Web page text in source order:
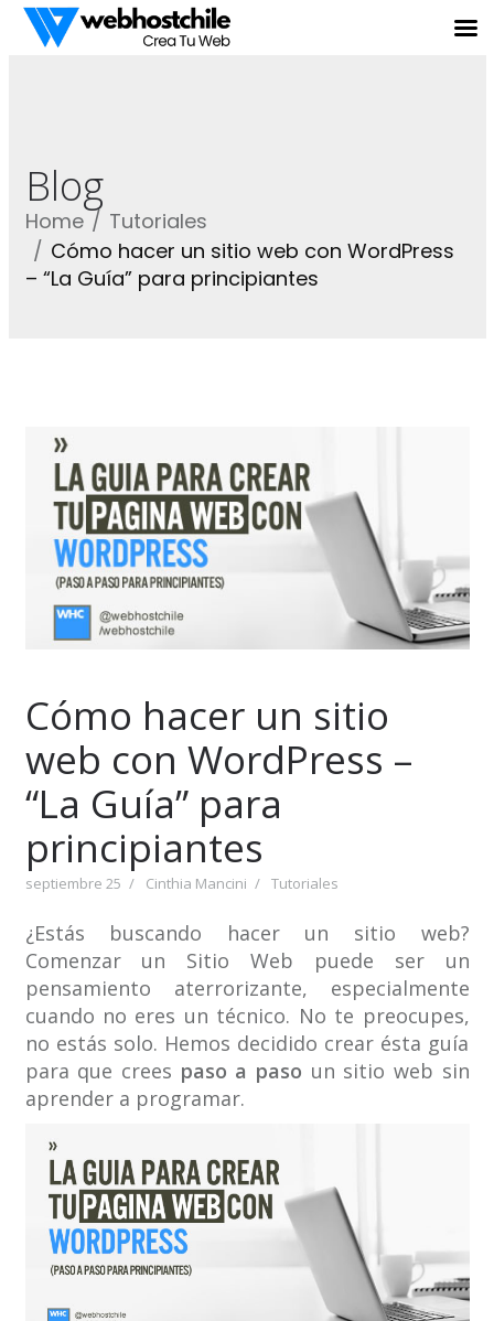
Blog
Home
Tutoriales
Cómo hacer un sitio web con WordPress
– “La Guía” para principiantes
Cómo hacer un sitio
web con WordPress –
“La Guía” para
principiantes
septiembre 25 Cinthia Mancini Tutoriales
¿Estás buscando hacer un sitio web?
Comenzar un Sitio Web puede ser un
pensamiento aterrorizante, especialmente
cuando no eres un técnico. No te preocupes,
no estás solo. Hemos decidido crear ésta guía
para que crees paso a paso un sitio web sin
aprender a programar.